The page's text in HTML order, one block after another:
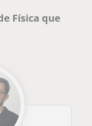
Física que